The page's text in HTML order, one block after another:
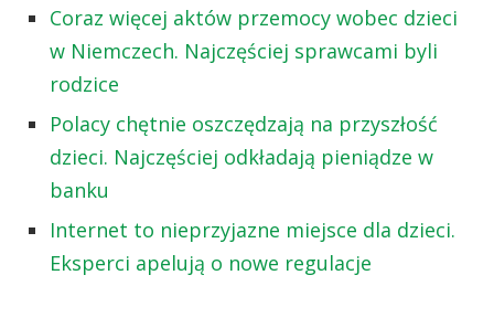
Coraz więcej aktów przemocy wobec dzieci
w Niemczech. Najczęściej sprawcami byli
rodzice
Polacy chętnie oszczędzają na przyszłość
dzieci. Najczęściej odkładają pieniądze w
banku
Internet to nieprzyjazne miejsce dla dzieci.
Eksperci apelują o nowe regulacje